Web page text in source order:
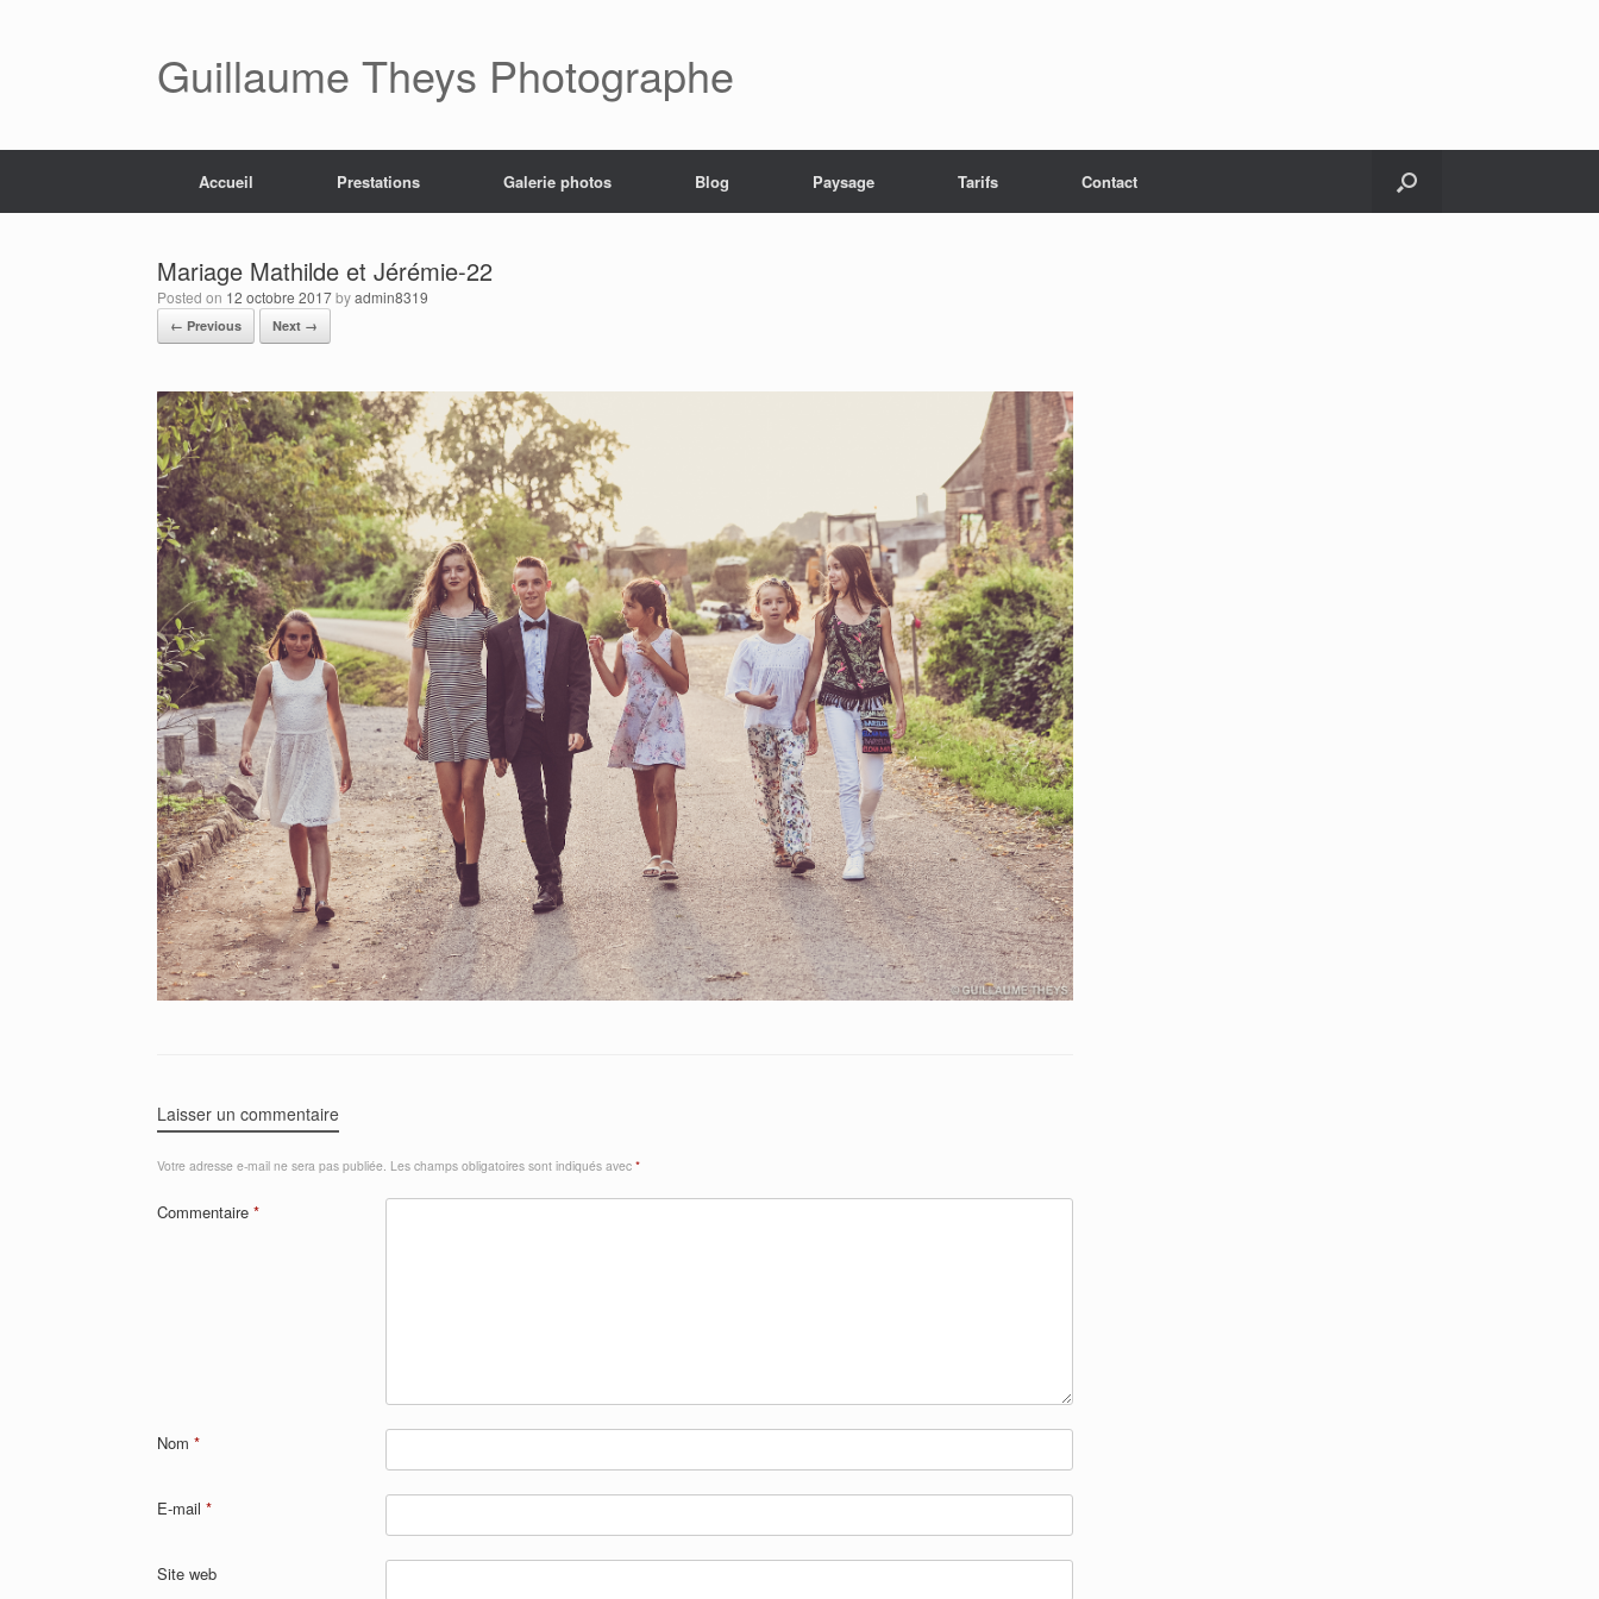
Guillaume Theys Photographe
Accueil Prestations Galerie photos Blog Paysage Tarifs Contact
Mariage Mathilde et Jérémie-22
Posted on 12 octobre 2017byadmin8319
← Previous Next →
Laisser un commentaire
Votre adresse e-mail ne sera pas publiée. Les champs obligatoires sont indiqués avec *
Commentaire *
Nom *
E-mail *
Site web